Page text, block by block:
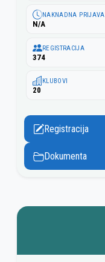
NAKNADNA PRIJAVA
N/A
REGISTRACIJA
374
KLUBOVI
20
Registracija
Dokumenta